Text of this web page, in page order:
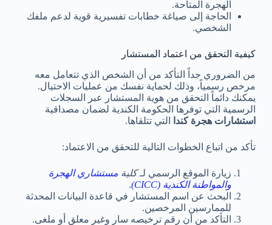
الهجرة المتاحة.
الحاجة إلى صياغة خطابات تفسيرية قوية لدعم ملفك
الشخصي.
كيفية التحقق من اعتماد المستشار
من الضروري جداً التأكد من أن الشخص الذي تتعامل معه
مرخص رسمياً، وذلك لحماية نفسك من عمليات الاحتيال.
يمكنك دائماً التحقق من هوية المستشار عبر السجلات
الرسمية التي توفرها الحكومة الكندية لضمان مصداقية
استشارات هجرة كندا
التي تتلقاها.
تأكد من اتباع الخطوات التالية للتحقق من الاعتماد:
زيارة الموقع الرسمي لـكلية مستشاري الهجرة
والمواطنة الكندية (CICC)
.
البحث عن اسم المستشار في قاعدة البيانات المحدثة
للممارسين المرخصين.
التأكد من أن رقم ترخيصه سارٍ وغير معلق أو ملغى.